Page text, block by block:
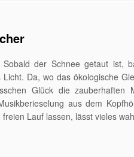
Sobald der Schnee getaut ist,
Da, wo das ökologische
Glück die zauberhaften
aus dem
freien Lauf lassen, lässt vieles